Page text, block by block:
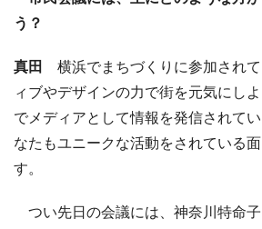
う？
真田 横浜でまちづくりに参加され
ィブやデザインの力で街を元気にし
でメディアとして情報を発信されて
なたもユニークな活動をされている
す。
つい先日の会議には、神奈川特命